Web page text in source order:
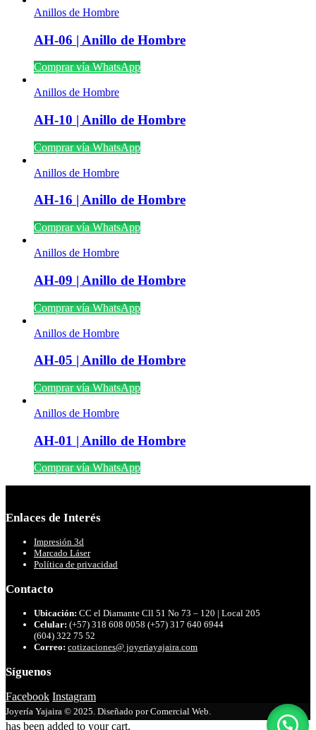
Anillos de Hombre
AH-06 | Anillo de Hombre
Comprar vía WhatsApp
Anillos de Hombre
AH-10 | Anillo de Hombre
Comprar vía WhatsApp
Anillos de Hombre
AH-16 | Anillo de Hombre
Comprar vía WhatsApp
Anillos de Hombre
AH-09 | Anillo de Hombre
Comprar vía WhatsApp
Anillos de Hombre
AH-05 | Anillo de Hombre
Comprar vía WhatsApp
Anillos de Hombre
AH-01 | Anillo de Hombre
Comprar vía WhatsApp
Enlaces de Interés
Impresión 3d
Marcado Láser
Política de privacidad
Contacto
Ubicación: CC el Diamante Cll 51 No 73 – 120 | Local 205
Celular: (+57) 318 608 0058 (+57) 317 640 6944
(604) 322 75 52
Correo: cotizaciones@ joyeriayajaira.com
Síguenos
Facebook Instagram
Joyería Yajaira © 2025. Diseñado por Comercial Web.
has been added to your cart.